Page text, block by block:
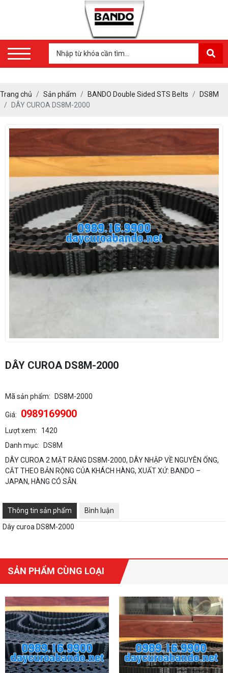
Trang chủ Sản phẩm BANDO Double Sided STS Belts
DS8M
DÂY CUROA DS8M-2000
DÂY CUROA DS8M-2000
Mã sản phẩm: DS8M-2000
Giá: 0989169900
Lượt xem:
1420
Danh mục:
DS8M
DÂY CUROA 2 MẶT RĂNG DS8M-2000, DÂY NHẬP VỀ NGUYÊN ỐNG,
CẮT THEO BẢN RỘNG CỦA KHÁCH HÀNG, XUẤT XỨ: BANDO –
JAPAN, HÀNG CÓ SẴN.
Thông tin sản phẩm
Bình luận
Dây curoa DS8M-2000
SẢN PHẨM CÙNG LOẠI